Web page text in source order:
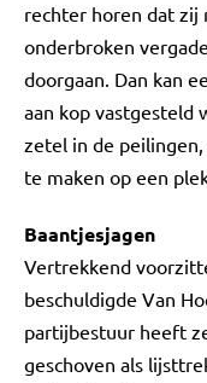
rechter horen dat zij
onderbroken
doorgaan. Dan kan
aan kop vastgesteld
zetel in de
te maken op een
Baantjesjagen
Vertrekkend
beschuldigde Van
partijbestuur heeft
geschoven als